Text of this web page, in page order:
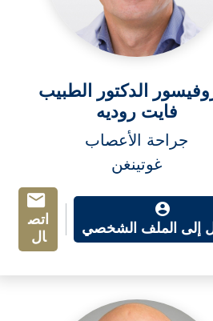
الدكتور الطبيب
فايت روديه
جراحة الأعصاب
غوتينغن
إلى الملف الشخصي
اتص
ال